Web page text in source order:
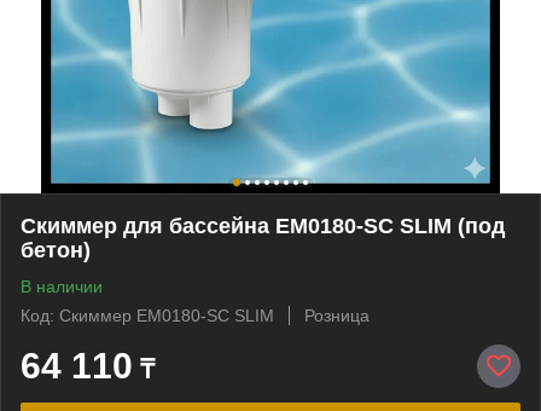
Скиммер для бассейна EM0180-SС SLIM (под
бетон)
В наличии
Код: Скиммер EM0180-SС SLIM
Розница
64 110 ₸